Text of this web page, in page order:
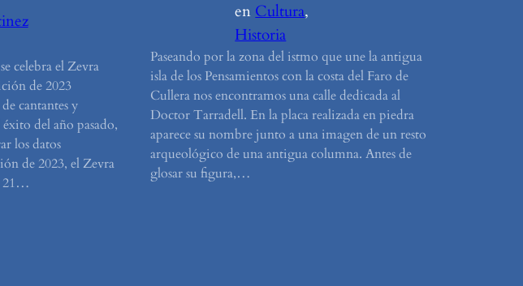
celebra el Zevra
de 2023
cantantes y
del año pasado,
los datos
de 2023, el Zevra
21…
en Cultura
Historia
Paseando por la zona del istmo que une la antigua
isla de los Pensamientos con la costa del Faro de
Cullera nos encontramos una calle dedicada al
Doctor Tarradell. En la placa realizada en piedra
aparece su nombre junto a una imagen de un resto
arqueológico de una antigua columna. Antes de
glosar su figura,…